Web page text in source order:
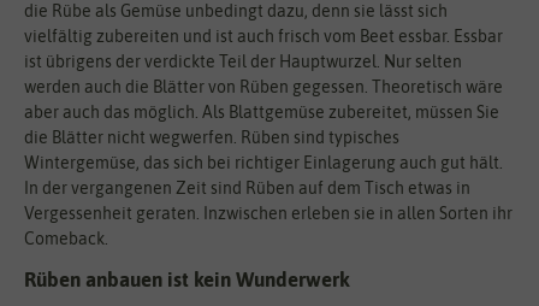
die Rübe als Gemüse unbedingt dazu, denn sie lässt sich
vielfältig zubereiten und ist auch frisch vom Beet essbar. Essbar
ist übrigens der verdickte Teil der Hauptwurzel. Nur selten
werden auch die Blätter von Rüben gegessen. Theoretisch wäre
aber auch das möglich. Als Blattgemüse zubereitet, müssen Sie
die Blätter nicht wegwerfen. Rüben sind typisches
Wintergemüse, das sich bei richtiger Einlagerung auch gut hält.
In der vergangenen Zeit sind Rüben auf dem Tisch etwas in
Vergessenheit geraten. Inzwischen erleben sie in allen Sorten ihr
Comeback.
Rüben anbauen ist kein Wunderwerk